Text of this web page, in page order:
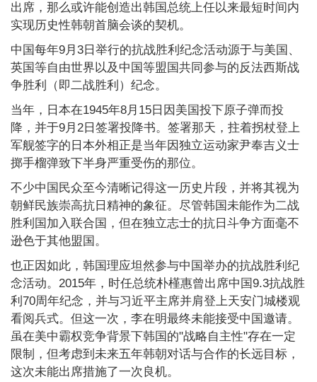
出席，那么或许能创造出韩国总统上任以来最短时间内
实现历史性韩朝首脑会谈的契机。
中国每年9月3日举行的抗战胜利纪念活动源于与美国、
英国等自由世界以及中国等盟国共同参与的反法西斯战
争胜利（即二战胜利）纪念。
当年，日本在1945年8月15日因美国投下原子弹而投
降，并于9月2日签署投降书。签署那天，拄着拐杖登上
军舰签字的日本外相正是当年因独立运动家尹奉吉义士
掷手榴弹致下半身严重受伤的那位。
不少中国民众至今清晰记得这一历史片段，并将其视为
朝鲜民族崇高抗日精神的象征。尽管韩国未能作为二战
胜利国加入联合国，但在独立志士的抗日斗争方面毫不
逊色于其他盟国。
也正因如此，韩国理应坦然参与中国举办的抗战胜利纪
念活动。2015年，时任总统朴槿惠曾出席中国9.3抗战胜
利70周年纪念，并与习近平主席并肩登上天安门城楼观
看阅兵式。但这一次，李在明最终未能接受中国邀请。
虽在美中霸权竞争背景下韩国的"战略自主性"存在一定
限制，但考虑到未来五年韩朝对话与合作的长远目标，
这次未能出席措施了一次良机。